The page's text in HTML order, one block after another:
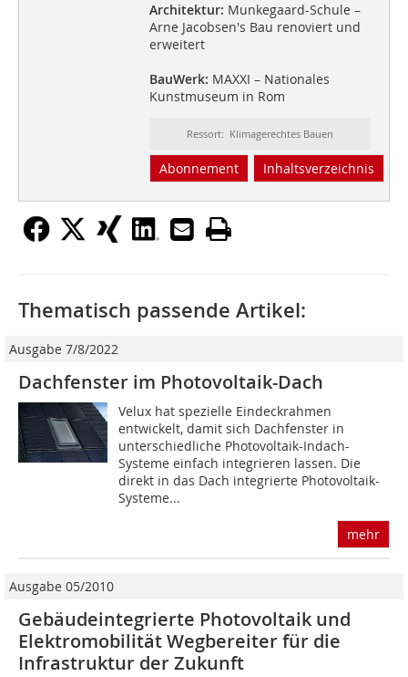
Architektur: Munkegaard-Schule –
Arne Jacobsen's Bau renoviert und
erweitert
BauWerk: MAXXI – Nationales
Kunstmuseum in Rom
Ressort: Klimagerechtes Bauen
Abonnement Inhaltsverzeichnis
Thematisch passende Artikel:
Ausgabe 7/8/2022
Dachfenster im Photovoltaik-Dach
Velux hat spezielle Eindeckrahmen
entwickelt, damit sich Dachfenster in
unterschiedliche Photovoltaik-Indach-
Systeme einfach integrieren lassen. Die
direkt in das Dach integrierte Photovoltaik-
Systeme...
mehr
Ausgabe 05/2010
Gebäudeintegrierte Photovoltaik und
Elektromobilität Wegbereiter für die
Infrastruktur der Zukunft